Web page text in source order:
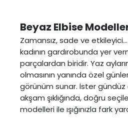
Beyaz Elbise
Zamansız, sade ve
kadının gardırobunda yer
parçalardan biridir. Yaz
olmasının yanında özel
görünüm sunar. İster
akşam şıklığında, doğru
modelleri ile ışığınızla fark